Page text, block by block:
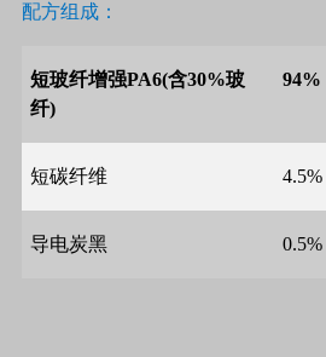
配方组成：
短玻纤增强PA6(含30%玻
纤)
94%
短碳纤维 4.5%
导电炭黑 0.5%